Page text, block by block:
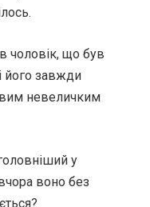
чоловік, що був
його завжди
невеличким
у
воно без